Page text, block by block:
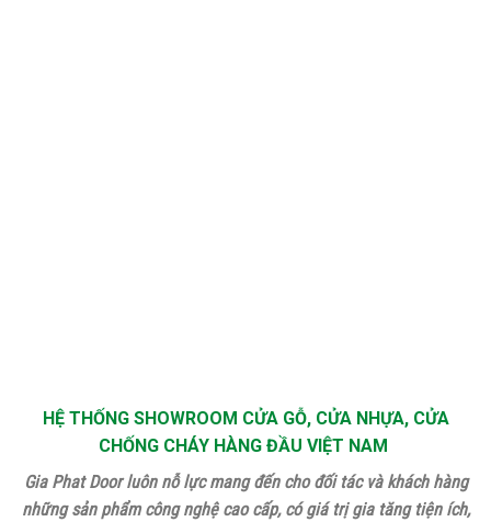
HỆ THỐNG SHOWROOM CỬA GỖ, CỬA NHỰA, CỬA
CHỐNG CHÁY HÀNG ĐẦU VIỆT NAM
Gia Phat Door luôn nỗ lực mang đến cho đối tác và khách hàng
những sản phẩm công nghệ cao cấp, có giá trị gia tăng tiện ích,